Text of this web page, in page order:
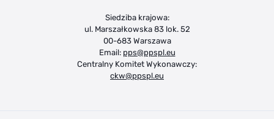
Siedziba krajowa:
ul. Marszałkowska 83 lok. 52
00-683 Warszawa
Email: pps@ppspl.eu
Centralny Komitet Wykonawczy:
ckw@ppspl.eu